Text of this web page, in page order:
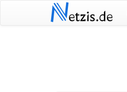
Netzis.de